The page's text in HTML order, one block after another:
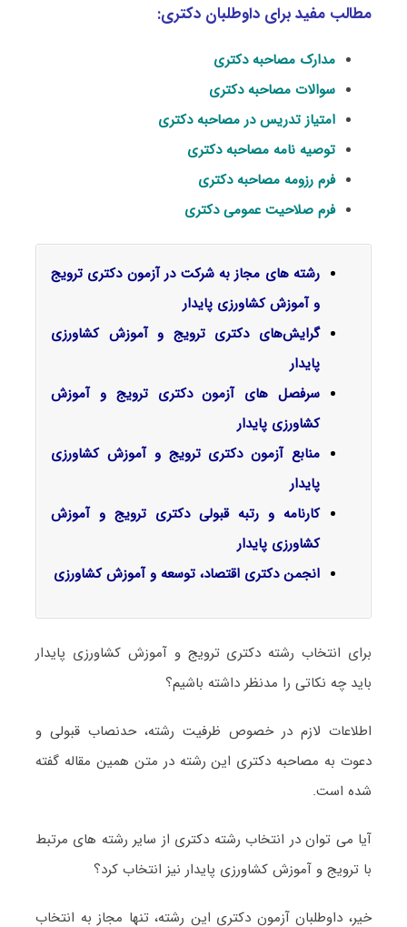
مطالب مفید برای داوطلبان دکتری:
مدارک مصاحبه دکتری
سوالات مصاحبه دکتری
امتیاز تدریس در مصاحبه دکتری
توصیه نامه مصاحبه دکتری
فرم رزومه مصاحبه دکتری
فرم صلاحیت عمومی دکتری
رشته های مجاز به شرکت در آزمون دکتری ترویج
و آموزش کشاورزی پایدار
گرایش‌های دکتری ﺗﺮوﻳﺞ و آﻣﻮزش ﻛﺸﺎورزی
ﭘﺎﻳﺪار
سرفصل‌ های آزمون دکتری ترویج و آموزش
کشاورزی پایدار
منابع آزمون دکتری ترویج و آموزش کشاورزی
پایدار
کارنامه و رتبه قبولی دکتری ترویج و آموزش
کشاورزی پایدار
انجمن دکتری اقتصاد، توسعه و آموزش کشاورزی
برای انتخاب رشته دکتری ترویج و آموزش کشاورزی پایدار
باید چه نکاتی را مدنظر داشته باشیم؟
اطلاعات لازم در خصوص ظرفیت رشته، حدنصاب قبولی و
دعوت به مصاحبه دکتری این رشته در متن همین مقاله گفته
شده است.
آیا می توان در انتخاب رشته دکتری از سایر رشته های مرتبط
با ترویج و آموزش کشاورزی پایدار نیز انتخاب کرد؟
خیر، داوطلبان آزمون دکتری این رشته، تنها مجاز به انتخاب